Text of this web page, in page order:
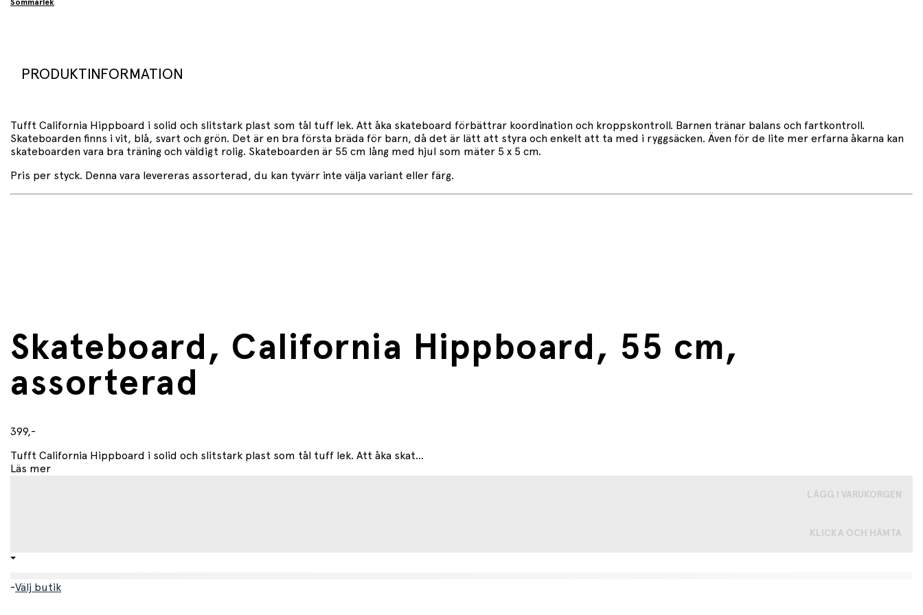
Sommarlek
PRODUKTINFORMATION
Tufft California Hippboard i solid och slitstark plast som tål tuff lek. Att åka skateboard förbättrar koordination och kroppskontroll. Barnen tränar balans och fartkontroll.
Skateboarden finns i vit, blå, svart och grön. Det är en bra första bräda för barn, då det är lätt att styra och enkelt att ta med i ryggsäcken. Även för de lite mer erfarna åkarna kan
skateboarden vara bra träning och väldigt rolig. Skateboarden är 55 cm lång med hjul som mäter 5 x 5 cm.
Pris per styck. Denna vara levereras assorterad, du kan tyvärr inte välja variant eller färg.
Skateboard, California Hippboard, 55 cm,
assorterad
399,-
Tufft California Hippboard i solid och slitstark plast som tål tuff lek. Att åka skat...
Läs mer
LÄGG I VARUKORGEN
KLICKA OCH HÄMTA
-Välj butik